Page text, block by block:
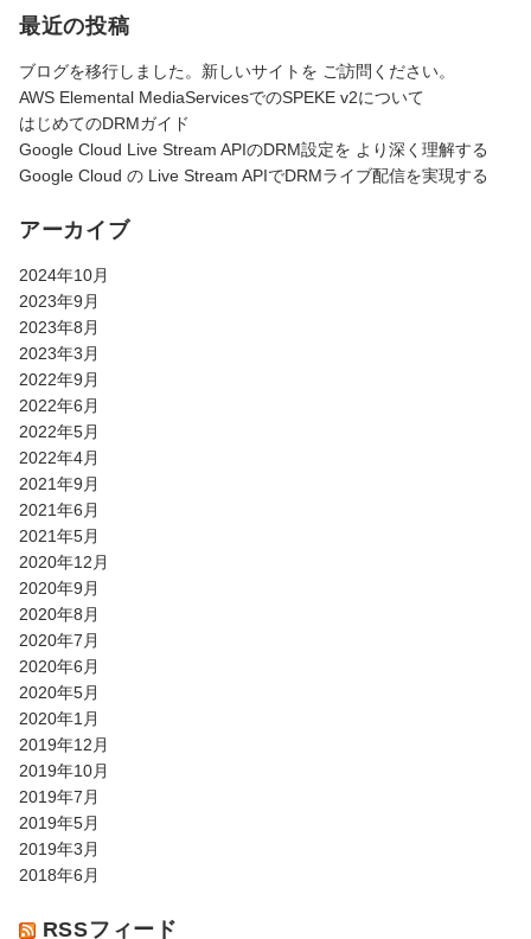
最近の投稿
ブログを移行しました。新しいサイトを ご訪問ください。
AWS Elemental MediaServicesでのSPEKE v2について
はじめてのDRMガイド
Google Cloud Live Stream APIのDRM設定を より深く理解する
Google Cloud の Live Stream APIでDRMライブ配信を実現する
アーカイブ
2024年10月
2023年9月
2023年8月
2023年3月
2022年9月
2022年6月
2022年5月
2022年4月
2021年9月
2021年6月
2021年5月
2020年12月
2020年9月
2020年8月
2020年7月
2020年6月
2020年5月
2020年1月
2019年12月
2019年10月
2019年7月
2019年5月
2019年3月
2018年6月
RSSフィード